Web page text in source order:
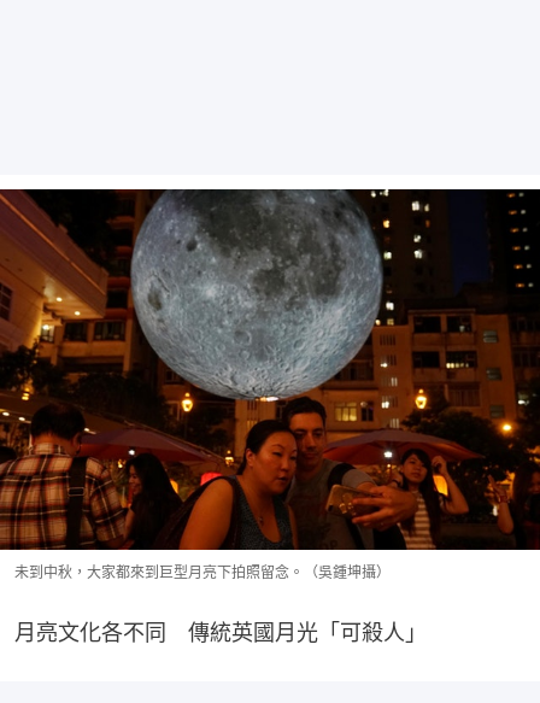
未到中秋，大家都來到巨型月亮下拍照留念。（吳鍾坤攝）
月亮文化各不同　傳統英國月光「可殺人」